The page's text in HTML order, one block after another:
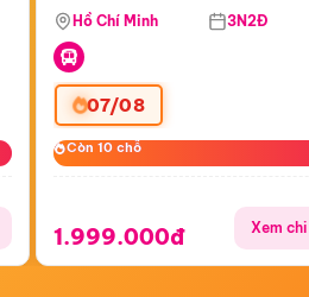
Thơ - Sóc Trăng - Bạc Liêu -
Mau
Hồ Chí Minh 3N2Đ
07/08
Còn 10 chỗ
Còn 10 chỗ
1.999.000đ Xem